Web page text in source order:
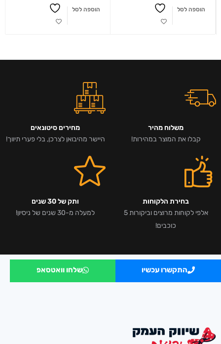
הוספה לסל הוספה לסל
משלוח מהיר
קבלו את המוצר במהירות!
מחירים סיטונאים
היישר מהיבואן לצרכן, בלי פערי תיווך!
בחירת הלקוחות
אלפי לקוחות מרוצים וביקורות 5
כוכבים!
ותק של 30 שנים
למעלה מ-30 שנים של ניסיון!
התקשרו עכשיו שלחו וואטסאפ